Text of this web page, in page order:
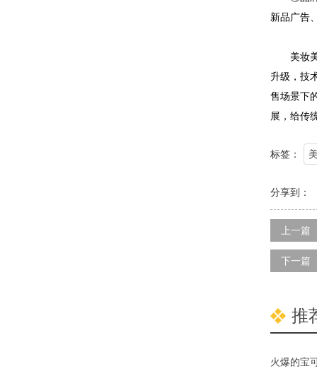
新品广告
美妆美
升级，技
售场景下
展，给传
标签：
分享到：
上一篇
下一篇
推
火爆的宝